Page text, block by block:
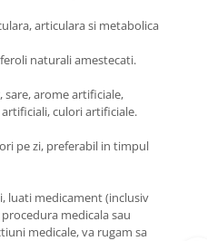
articulara si metabolica
naturali amestecati.
sare, arome artificiale,
culori artificiale.
pe zi, preferabil in timpul
luati medicament (inclusiv
medicala sau
medicale, va rugam sa